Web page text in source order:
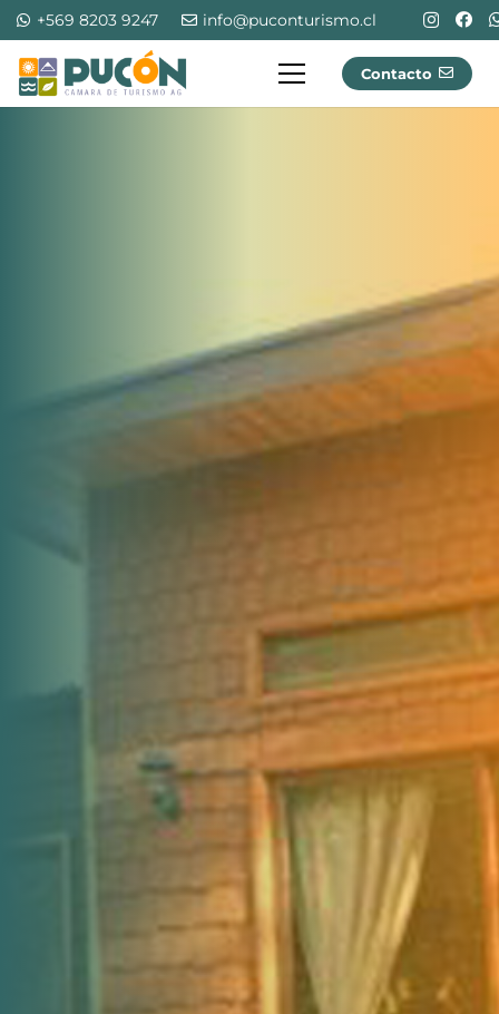
+569 8203 9247 info@puconturismo.cl
Contacto
Cabañas Cabañas Bosques de Loncotraro